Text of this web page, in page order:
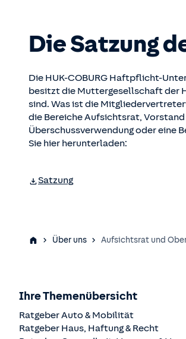
Die Satzung
Die HUK-COBURG Haftpflicht-
besitzt die Muttergesellschaft der
sind. Was ist die
die Bereiche Aufsichtsrat, Vorstand
Überschussverwendung oder eine
Sie hier herunterladen:
Satzung
Über uns Aufsichtsrat und
Ihre Themenübersicht
Ratgeber Auto & Mobilität
Ratgeber Haus, Haftung & Recht